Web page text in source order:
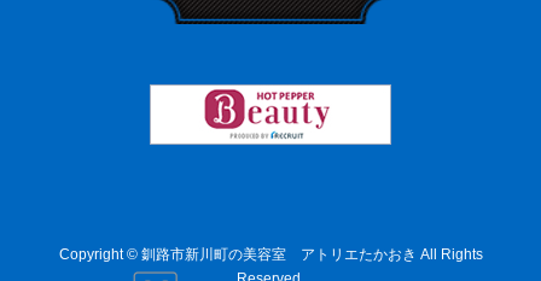
Copyright © 釧路市新川町の美容室 アトリエたかおき All Rights